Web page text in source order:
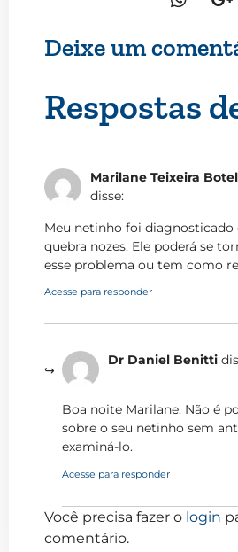
Deixe um
Respostas
Marilane Teixeira
disse:
Meu netinho foi
quebra nozes. Ele poderá se
esse problema ou tem como
Acesse para responder
Dr Daniel Benitti
Boa noite Marilane. Não é
sobre o seu netinho sem
examiná-lo.
Acesse para responder
Você precisa fazer o login
comentário.